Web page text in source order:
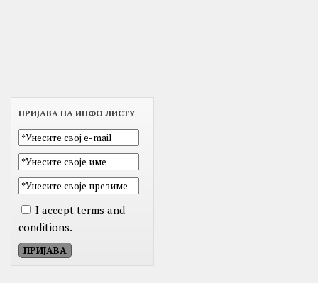
ПРИЈАВА НА ИНФО ЛИСТУ
I accept terms and
conditions.